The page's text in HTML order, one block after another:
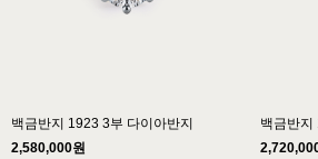
백금반지 1923 3부 다이아반지
2,580,000원
백금반지